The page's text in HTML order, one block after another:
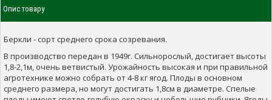
Опис товару
Беркли - сорт среднего срока созревания.
В производство передан в 1949г. Сильнорослый, достигает высоты
1,8-2,1м, очень ветвистый. Урожайность высокая и при правильной
агротехнике можно собрать от 4-8 кг ягод. Плоды в основном
среднего размера, но могут достигать 1,8см в диаметре. Спелые